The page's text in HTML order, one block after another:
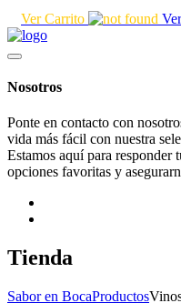
Ver Carrito
Nosotros
Ponte en contacto con
vida más fácil con nuestra
Estamos aquí para responder
opciones favoritas y
Tienda
Sabor en BocaProductos